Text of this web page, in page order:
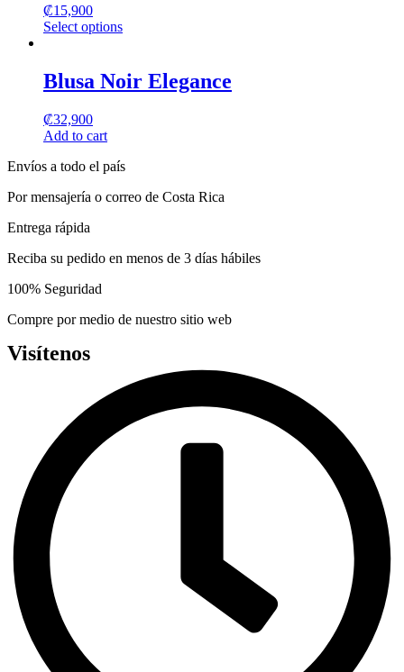
The
options
chosen
on
the
product
page
₡15,900
Select options
has
multiple
The
options
be
chosen
on
the
product
page
Blusa Noir Elegance
₡32,900
Add to cart
Envíos a todo el país
Por mensajería o correo de Costa Rica
Entrega rápida
Reciba su pedido en menos de 3 días hábiles
100% Seguridad
Compre por medio de nuestro sitio web
Visítenos